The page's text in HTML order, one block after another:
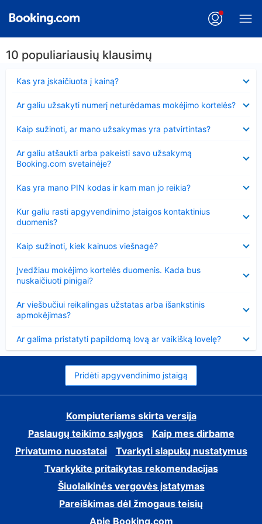
10 populiariausių klausimų
Kas yra įskaičiuota į kainą?
Ar galiu užsakyti numerį neturėdamas mokėjimo kortelės?
Kaip sužinoti, ar mano užsakymas yra patvirtintas?
Ar galiu atšaukti arba pakeisti savo užsakymą
Booking.com svetainėje?
Kas yra mano PIN kodas ir kam man jo reikia?
Kur galiu rasti apgyvendinimo įstaigos kontaktinius
duomenis?
Kaip sužinoti, kiek kainuos viešnagė?
Įvedžiau mokėjimo kortelės duomenis. Kada bus
nuskaičiuoti pinigai?
Ar viešbučiui reikalingas užstatas arba išankstinis
apmokėjimas?
Ar galima pristatyti papildomą lovą ar vaikišką lovelę?
Pridėti apgyvendinimo įstaigą
Kompiuteriams skirta versija
Paslaugų teikimo sąlygos
Kaip mes dirbame
Privatumo nuostatai
Tvarkyti slapukų nustatymus
Tvarkykite pritaikytas rekomendacijas
Šiuolaikinės vergovės įstatymas
Pareiškimas dėl žmogaus teisių
Apie Booking.com